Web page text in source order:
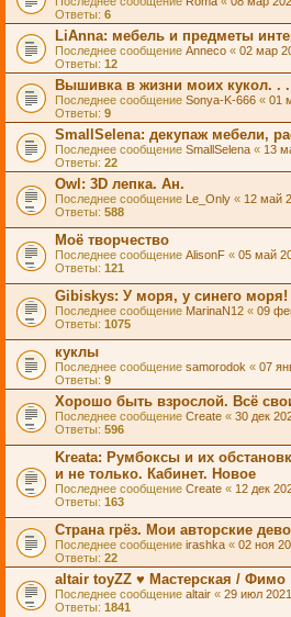
Ответы: 6
LiAnna: мебель и предметы
Последнее сообщение Anneco « 02 мар
Ответы: 12
Вышивка в жизни моих кукол. . .
Последнее сообщение Sonya-K-666 « 01
Ответы: 9
SmallSelena: декупаж мебели,
Последнее сообщение SmallSelena « 13
Ответы: 22
Owl: 3D лепка. Ан.
Последнее сообщение Le_Only « 12 май
Ответы: 588
Моё творчество
Последнее сообщение AlisonF « 05 май
Ответы: 121
Gibiskys: У моря, у синего моря!
Последнее сообщение MarinaN12 « 09
Ответы: 1075
куклы
Последнее сообщение samorodok « 07
Ответы: 9
Хорошо быть взрослой. Всё
Последнее сообщение Create « 30 дек
Ответы: 596
Kreata: Румбоксы и их
и не только. Кабинет. Новое
Последнее сообщение Create « 12 дек
Ответы: 163
Страна грёз. Мои авторские
Последнее сообщение irashka « 02 ноя
Ответы: 22
altair toyZZ ♥ Мастерская / Фимо
Последнее сообщение altair « 29 июл
Ответы: 1841